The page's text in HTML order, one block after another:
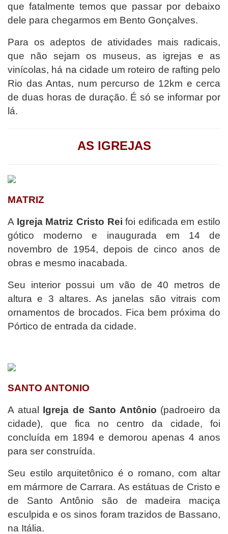
que fatalmente temos que passar por debaixo
dele para chegarmos em Bento Gonçalves.
Para os adeptos de atividades mais radicais,
que não sejam os museus, as igrejas e as
vinícolas, há na cidade um roteiro de rafting pelo
Rio das Antas, num percurso de 12km e cerca
de duas horas de duração. É só se informar por
lá.
AS IGREJAS
MATRIZ
A Igreja Matriz Cristo Rei foi edificada em estilo
gótico moderno e inaugurada em 14 de
novembro de 1954, depois de cinco anos de
obras e mesmo inacabada.
Seu interior possui um vão de 40 metros de
altura e 3 altares. As janelas são vitrais com
ornamentos de brocados. Fica bem próxima do
Pórtico de entrada da cidade.
SANTO ANTONIO
A atual Igreja de Santo Antônio (padroeiro da
cidade), que fica no centro da cidade, foi
concluída em 1894 e demorou apenas 4 anos
para ser construída.
Seu estilo arquitetônico é o romano, com altar
em mármore de Carrara. As estátuas de Cristo e
de Santo Antônio são de madeira maciça
esculpida e os sinos foram trazidos de Bassano,
na Itália.